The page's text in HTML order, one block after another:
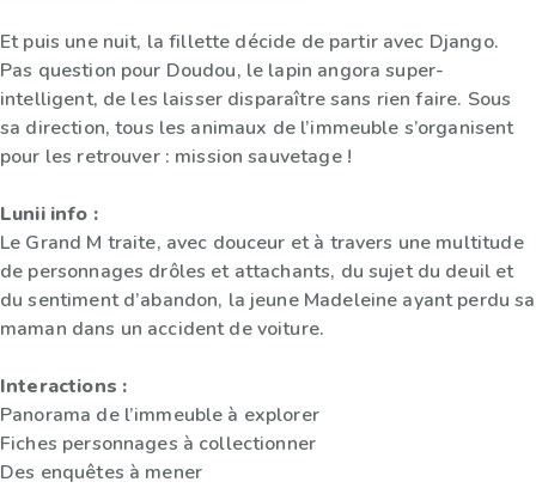
Et puis une nuit, la fillette décide de partir avec Django.
Pas question pour Doudou, le lapin angora super-
intelligent, de les laisser disparaître sans rien faire. Sous
sa direction, tous les animaux de l’immeuble s’organisent
pour les retrouver : mission sauvetage !
Lunii info :
Le Grand M traite, avec douceur et à travers une multitude
de personnages drôles et attachants, du sujet du deuil et
du sentiment d’abandon, la jeune Madeleine ayant perdu sa
maman dans un accident de voiture.
Interactions :
Panorama de l’immeuble à explorer
Fiches personnages à collectionner
Des enquêtes à mener